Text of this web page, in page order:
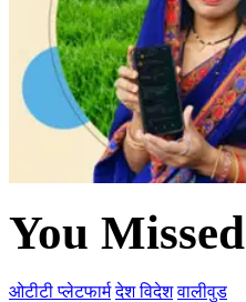
You Missed
ओटीटी प्लेटफार्म देश विदेश वालीवुड